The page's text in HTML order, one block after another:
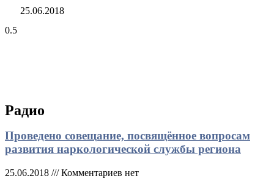
25.06.2018
Радио
Проведено совещание, посвящённое вопросам
развития наркологической службы региона
25.06.2018
Комментариев нет